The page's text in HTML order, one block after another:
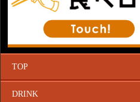
TOP
DRINK